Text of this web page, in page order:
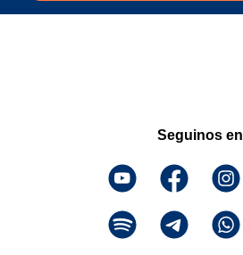
Seguinos en